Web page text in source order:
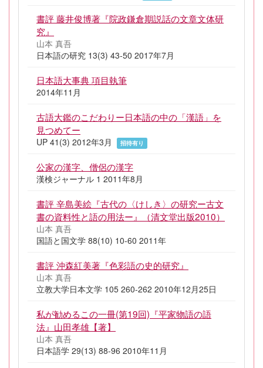
書評 藤井俊博著『院政鎌倉期説話の文章文体研
究』
山本 真吾
日本語の研究 13(3) 43-50 2017年7月
日本語大事典 項目執筆
2014年11月
古語大鑑のこだわりー日本語の中の「漢語」を
見つめてー
UP 41(3) 2012年3月 招待有り
公家の漢字、僧侶の漢字
漢検ジャーナル 1 2011年8月
書評 辛島美絵『古代の〈けしき〉の研究ー古文
書の資料性と語の用法ー』（清文堂出版2010）
山本 真吾
国語と国文学 88(10) 10-60 2011年
書評 沖森紅美著『色彩語の史的研究』
山本 真吾
立教大学日本文学 105 260-262 2010年12月25日
私が勧めるこの一冊(第19回)『平家物語の語
法』山田孝雄【著】
山本 真吾
日本語学 29(13) 88-96 2010年11月